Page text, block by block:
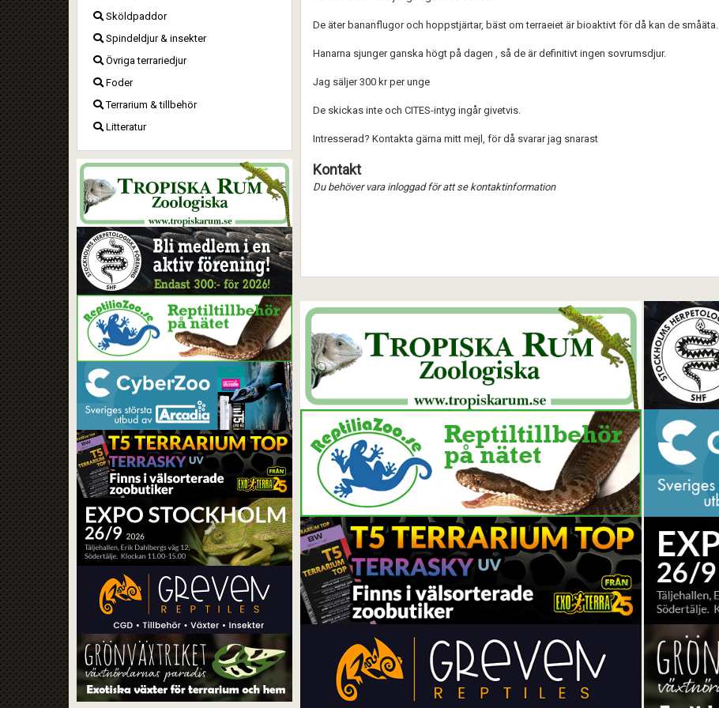
Sköldpaddor
Spindeldjur & insekter
Övriga terrariedjur
Foder
Terrarium & tillbehör
Litteratur
De äter bananflugor och hoppstjärtar, bäst om terraeiet är bioaktivt för då kan de småäta.
Hanarna sjunger ganska högt på dagen , så de är definitivt ingen sovrumsdjur.
Jag säljer 300 kr per unge
De skickas inte och CITES-intyg ingår givetvis.
Intresserad? Kontakta gärna mitt mejl, för då svarar jag snarast
Kontakt
Du behöver vara inloggad för att se kontaktinformation